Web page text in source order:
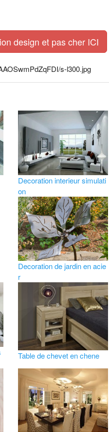
design et pas cher ICI
s-l300.jpg
Decoration interieur simulati
on
Decoration de jardin en acie
r
Table de chevet en chene